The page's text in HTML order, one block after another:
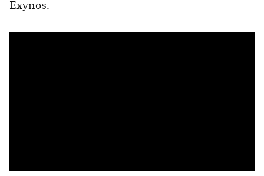
Exynos.